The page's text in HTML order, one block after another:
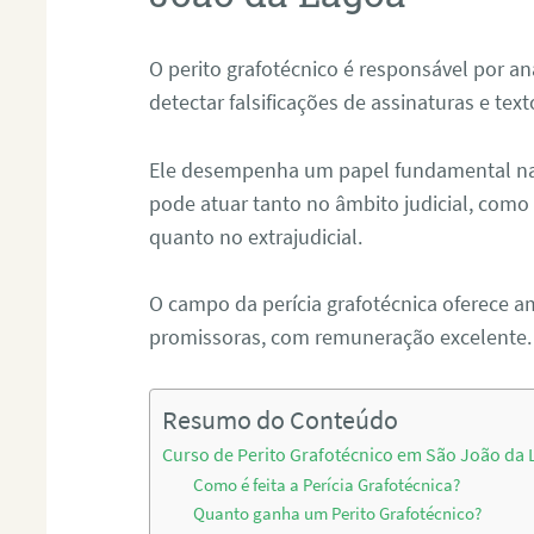
O perito grafotécnico é responsável por
detectar falsificações de assinaturas e
Ele desempenha um papel fundamental
pode atuar tanto no âmbito judicial,
quanto no extrajudicial.
O campo da perícia grafotécnica oferece
promissoras, com remuneração excelente.
Resumo do Conteúdo
Curso de Perito Grafotécnico em São João da
Como é feita a Perícia Grafotécnica?
Quanto ganha um Perito Grafotécnico?